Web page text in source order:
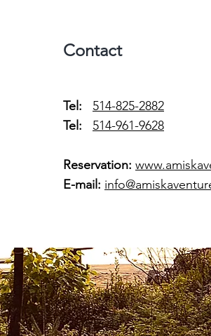
Contact
Tel:
514-825-2882
Tel: 514-961-9628
Reservation:
E-mail: